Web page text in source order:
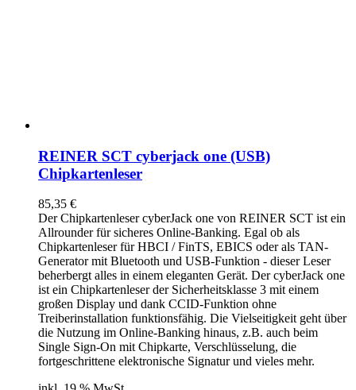
REINER SCT cyberjack one (USB)
Chipkartenleser
85,35 €
Der Chipkartenleser cyberJack one von REINER SCT ist ein
Allrounder für sicheres Online-Banking. Egal ob als
Chipkartenleser für HBCI / FinTS, EBICS oder als TAN-
Generator mit Bluetooth und USB-Funktion - dieser Leser
beherbergt alles in einem eleganten Gerät. Der cyberJack one
ist ein Chipkartenleser der Sicherheitsklasse 3 mit einem
großen Display und dank CCID-Funktion ohne
Treiberinstallation funktionsfähig. Die Vielseitigkeit geht über
die Nutzung im Online-Banking hinaus, z.B. auch beim
Single Sign-On mit Chipkarte, Verschlüsselung, die
fortgeschrittene elektronische Signatur und vieles mehr.